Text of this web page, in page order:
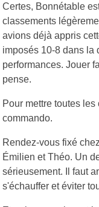
Certes, Bonnétable
classements
avions déjà appris
imposés 10-8 dans la
performances. Jouer
pense.
Pour mettre toutes
commando.
Rendez-vous fixé
Émilien et Théo. Un
sérieusement. Il faut
s'échauffer et éviter